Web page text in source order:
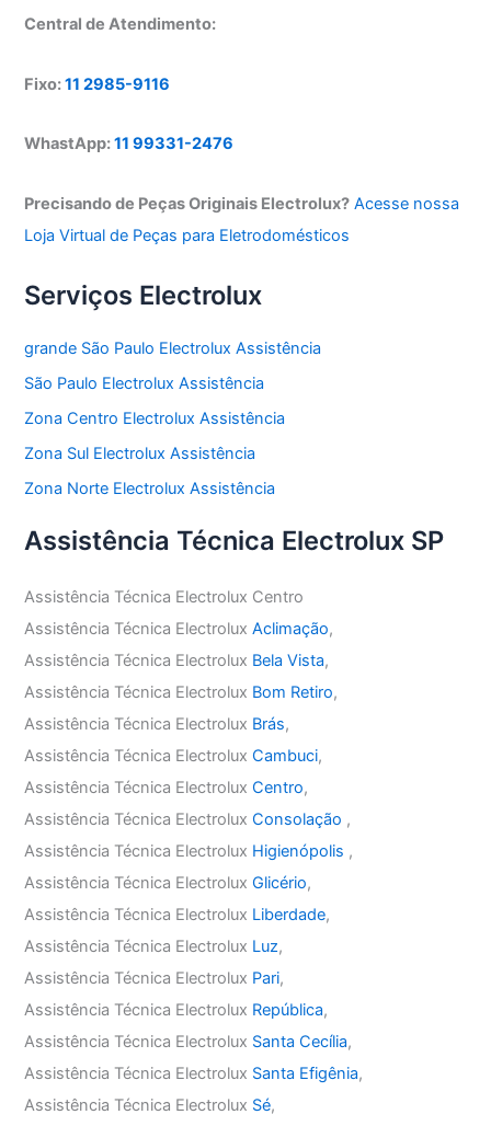
Central de Atendimento:
Fixo:11 2985-9116
WhastApp:11 99331-2476
Precisando de Peças Originais Electrolux? Acesse nossa
Loja Virtual de Peças para Eletrodomésticos
Serviços Electrolux
grande São Paulo Electrolux Assistência
São Paulo Electrolux Assistência
Zona Centro Electrolux Assistência
Zona Sul Electrolux Assistência
Zona Norte Electrolux Assistência
Assistência Técnica Electrolux SP
Assistência Técnica Electrolux Centro
Assistência Técnica ElectroluxAclimação,
Assistência Técnica Electrolux Bela Vista,
Assistência Técnica Electrolux Bom Retiro,
Assistência Técnica Electrolux Brás,
Assistência Técnica ElectroluxCambuci,
Assistência Técnica ElectroluxCentro,
Assistência Técnica ElectroluxConsolação ,
Assistência Técnica Electrolux Higienópolis ,
Assistência Técnica ElectroluxGlicério,
Assistência Técnica Electrolux Liberdade,
Assistência Técnica Electrolux Luz,
Assistência Técnica Electrolux Pari,
Assistência Técnica Electrolux República,
Assistência Técnica Electrolux Santa Cecília,
Assistência Técnica Electrolux Santa Efigênia,
Assistência Técnica Electrolux Sé,